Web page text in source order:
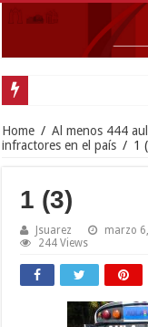
Home / Al menos 444
infractores en el país / 1
1 (3)
Jsuarez marzo
244 Views